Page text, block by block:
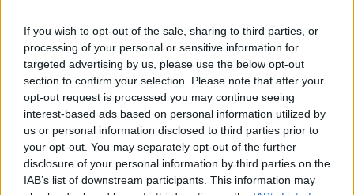
If you wish to opt-out of the sale, sharing to third parties, or
processing of your personal or sensitive information for
targeted advertising by us, please use the below opt-out
section to confirm your selection. Please note that after your
opt-out request is processed you may continue seeing
interest-based ads based on personal information utilized by
us or personal information disclosed to third parties prior to
your opt-out. You may separately opt-out of the further
disclosure of your personal information by third parties on the
IAB’s list of downstream participants. This information may